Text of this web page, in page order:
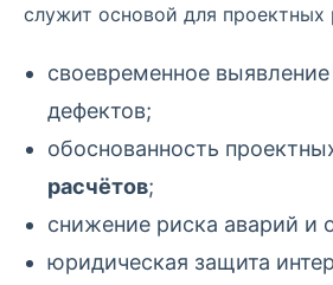
служит основой для проектных
своевременное
дефектов;
обоснованность
расчётов;
снижение риска аварий и
юридическая защита